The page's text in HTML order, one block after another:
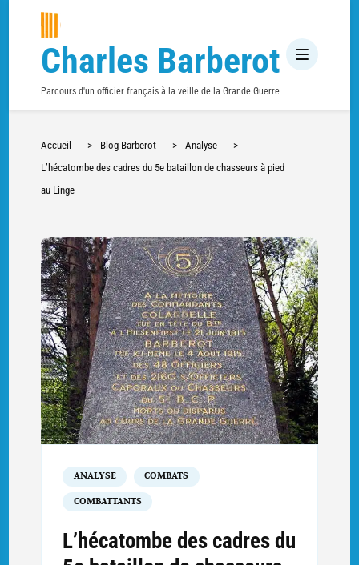
Charles Barberot
Parcours d'un officier français à la veille de la Grande Guerre
Accueil > Blog Barberot > Analyse
>
L’hécatombe des cadres du 5e bataillon de chasseurs à pied
au Linge
ANALYSE COMBATS
COMBATTANTS
L’hécatombe des cadres du